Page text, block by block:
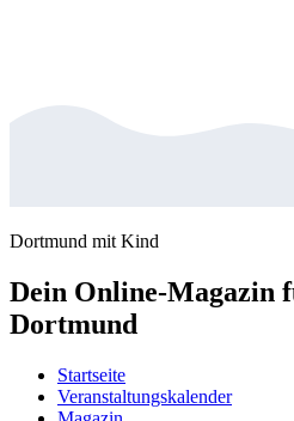
Dortmund mit Kind
Dein Online-Magazin
Dortmund
Startseite
Veranstaltungskalender